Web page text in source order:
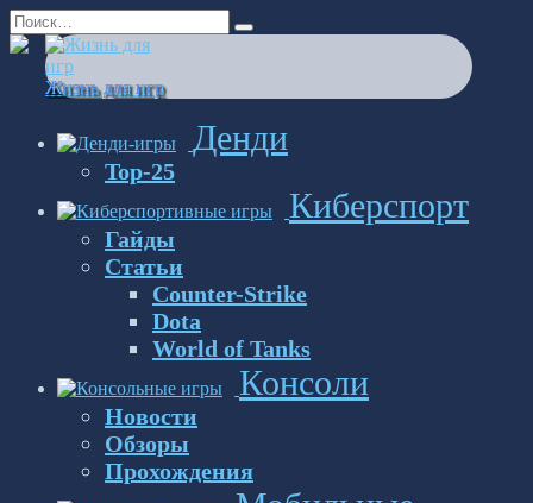
Перейти
к
содержанию
Search
for:
Жизнь для игр
Денди
Top-25
Киберспорт
Гайды
Статьи
Counter-Strike
Dota
World of Tanks
Консоли
Новости
Обзоры
Прохождения